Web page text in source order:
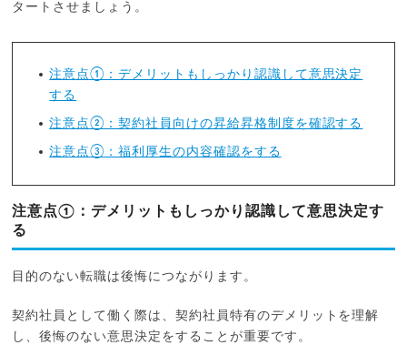
タートさせましょう。
注意点①：デメリットもしっかり認識して意思決定
する
注意点②：契約社員向けの昇給昇格制度を確認する
注意点③：福利厚生の内容確認をする
注意点①：デメリットもしっかり認識して意思決定す
る
目的のない転職は後悔につながります。
契約社員として働く際は、契約社員特有のデメリットを理解
し、後悔のない意思決定をすることが重要です。